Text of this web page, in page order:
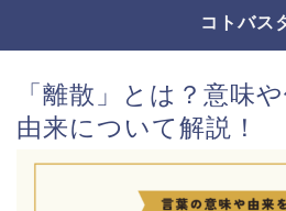
コトバス
「離散」とは？意味
由来について解説！